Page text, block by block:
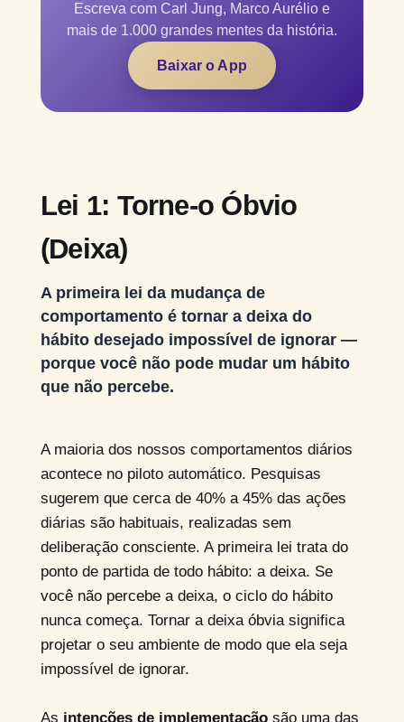
Escreva com Carl Jung, Marco Aurélio e
mais de 1.000 grandes mentes da história.
Baixar o App
Lei 1: Torne-o Óbvio
(Deixa)
A primeira lei da mudança de
comportamento é tornar a deixa do
hábito desejado impossível de ignorar —
porque você não pode mudar um hábito
que não percebe.
A maioria dos nossos comportamentos diários
acontece no piloto automático. Pesquisas
sugerem que cerca de 40% a 45% das ações
diárias são habituais, realizadas sem
deliberação consciente. A primeira lei trata do
ponto de partida de todo hábito: a deixa. Se
você não percebe a deixa, o ciclo do hábito
nunca começa. Tornar a deixa óbvia significa
projetar o seu ambiente de modo que ela seja
impossível de ignorar.
As intenções de implementaçãosão uma das